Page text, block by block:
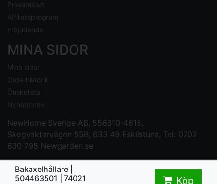
Bakaxelhållare |
504463501 | 74021
Köp
Presentkort
Affiliateprogram
Erbjudande
MINA SIDOR
Mina sidor
Orderhistorik
Önskelista
Nyhetsbrev
NewHome Sverige AB, 556810-4615,
Skogvaktarvägen 55B, 633 49 Eskilstuna, Tel: 0702
630 795 Newgarden.se